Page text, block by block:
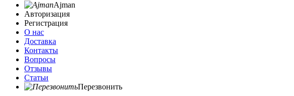
Ajman
Авторизация
Регистрация
О нас
Доставка
Контакты
Вопросы
Отзывы
Статьи
Перезвонить